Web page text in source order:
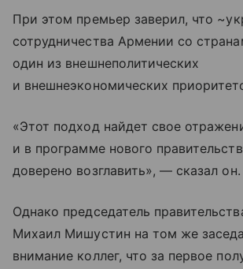
При этом премьер заверил, что
сотрудничества Армении со
один из внешнеполитических
и внешнеэкономических
«Этот подход найдет свое
и в программе нового
доверено возглавить», — сказал он.
Однако председатель
Михаил Мишустин на том же
внимание коллег, что за первое